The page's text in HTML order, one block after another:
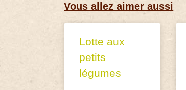
Vous allez aimer aussi
Lotte aux
petits
légumes